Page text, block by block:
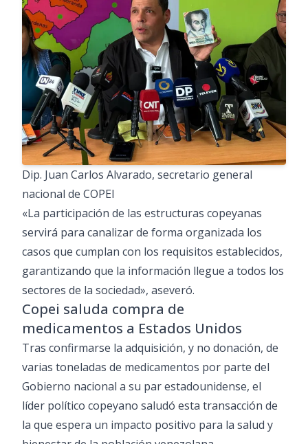
Dip. Juan Carlos Alvarado, secretario general
nacional de COPEI
«La participación de las estructuras copeyanas
servirá para canalizar de forma organizada los
casos que cumplan con los requisitos establecidos,
garantizando que la información llegue a todos los
sectores de la sociedad», aseveró.
Copei saluda compra de
medicamentos a Estados Unidos
Tras confirmarse la adquisición, y no donación, de
varias toneladas de medicamentos por parte del
Gobierno nacional a su par estadounidense, el
líder político copeyano saludó esta transacción de
la que espera un impacto positivo para la salud y